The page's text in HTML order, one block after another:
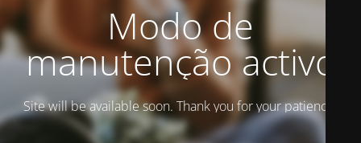
Modo de
manutenção activo
Site will be available soon. Thank you for your patience!